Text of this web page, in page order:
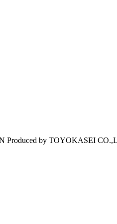
Produced by TOYOKASEI